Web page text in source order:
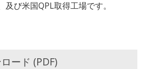
び米国QPL取得工場です。
ード (PDF)